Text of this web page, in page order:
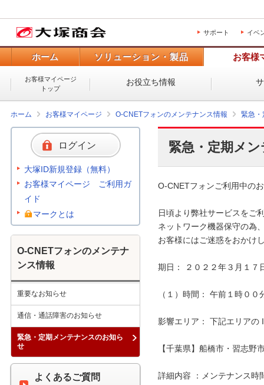
サポート イベ
ホーム ソリューション・製品 お客様
お客様マイページ
トップ
お役立ち情報
ホーム お客様マイページ O-CNETフォンのメンテナンス情報 緊急・
緊急・定期メ
O-CNETフォンご利用中の
日頃より弊社サービスをご
ネットワーク機器保守の為
お客様にはご迷惑をおかけ
期日： ２０２２年３月１７
（１）時間： 午前１時０
影響エリア： 下記エリアの
【千葉県】船橋市・習志野
詳細内容 ：メンテナンス時
ログイン
大塚ID新規登録（無料）
お客様マイページ ご利用ガ
イド
マークとは
O-CNETフォンのメンテナ
ンス情報
重要なお知らせ
通信・通話障害のお知らせ
緊急・定期メンテナンスのお知ら
せ
よくあるご質問